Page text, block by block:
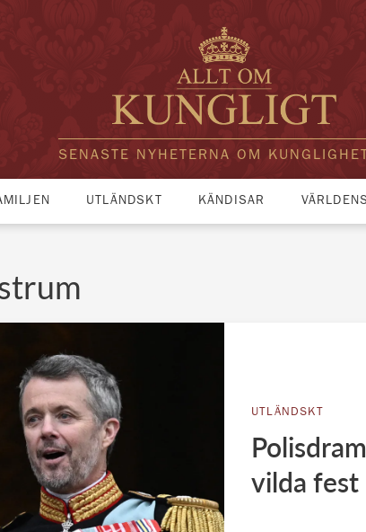
SENASTE NYHETERNA OM
UTLÄNDSKT KÄNDISAR
UTLÄNDSKT
vilda fest